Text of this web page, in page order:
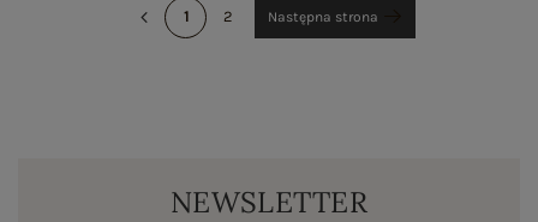
1 2 Następna strona
NEWSLETTER